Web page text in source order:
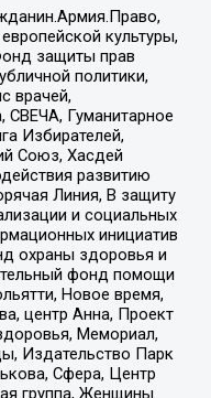
культуры,
защиты прав
политики,
врачей,
Гуманитарное
Избирателей,
Союз, Хасдей
развитию
Линия, В защиту
и социальных
инициатив
охраны здоровья и
фонд помощи
Новое время,
центр Анна, Проект
Мемориал,
Издательство Парк
Сфера, Центр
группа, Женщины